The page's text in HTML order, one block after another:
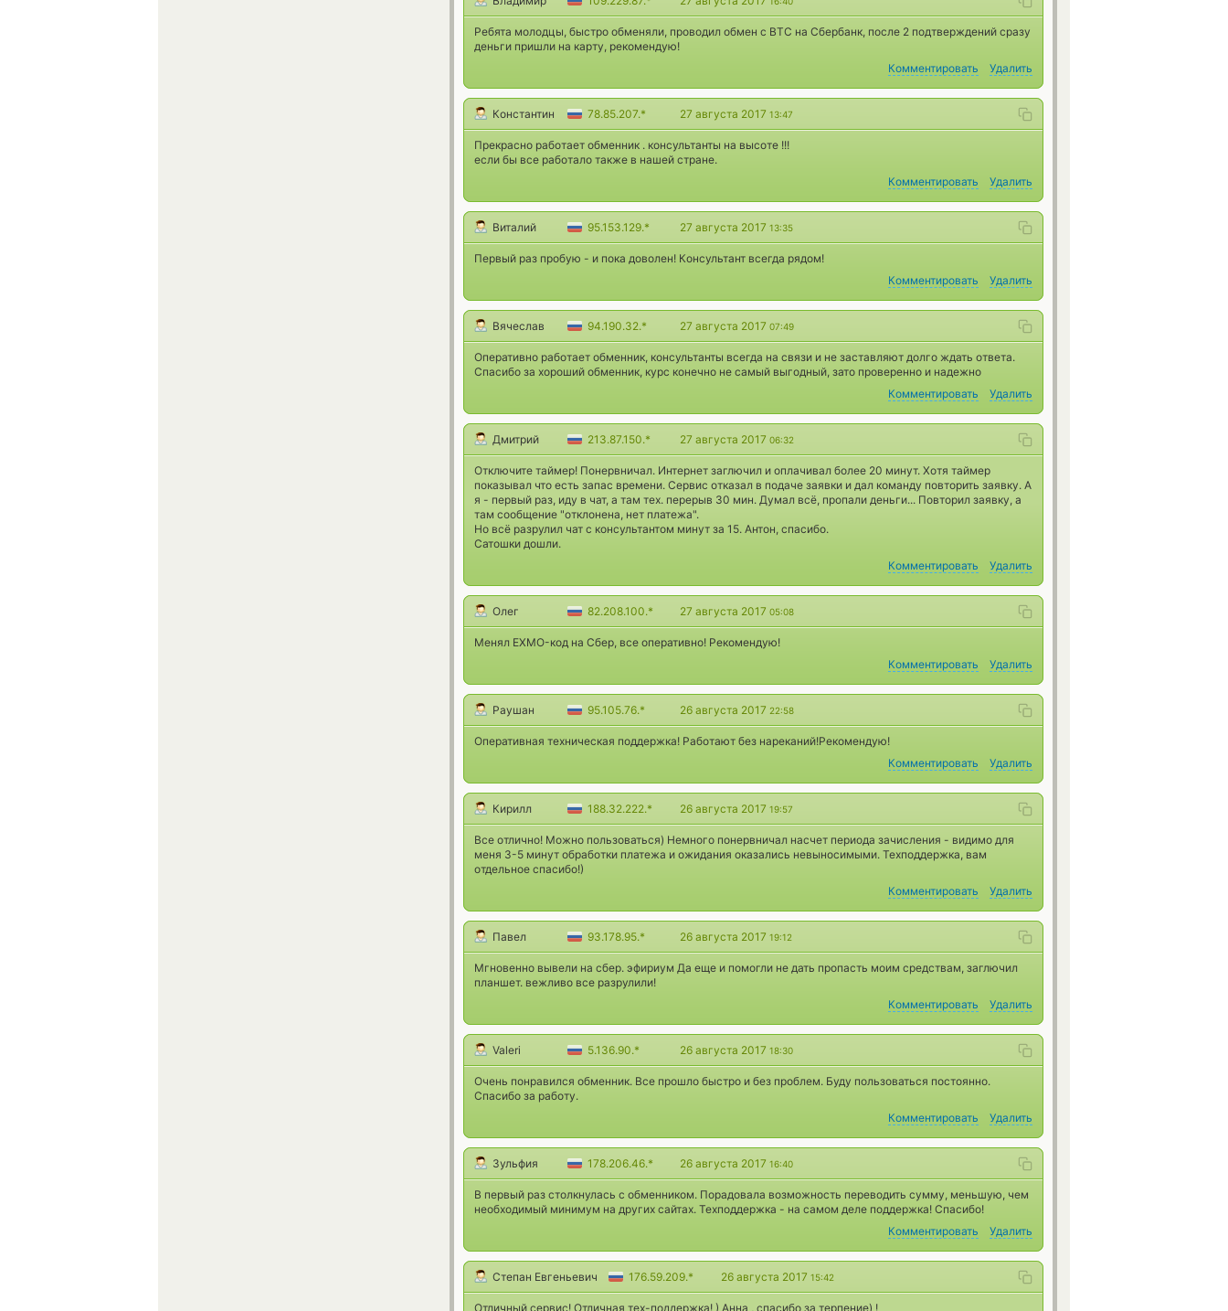
Ребята молодцы, быстро обменяли, проводил обмен с BTC на Сбербанк, после 2 подтверждений сразу
деньги пришли на карту, рекомендую!
Комментировать
Удалить
Константин 78.85.207.* 27 августа 2017 13:47
Прекрасно работает обменник . консультанты на высоте !!!
если бы все работало также в нашей стране.
Комментировать
Удалить
Виталий 95.153.129.* 27 августа 2017 13:35
Первый раз пробую - и пока доволен! Консультант всегда рядом!
Комментировать
Удалить
Вячеслав 94.190.32.* 27 августа 2017 07:49
Оперативно работает обменник, консультанты всегда на связи и не заставляют долго ждать ответа.
Спасибо за хороший обменник, курс конечно не самый выгодный, зато проверенно и надежно
Комментировать
Удалить
Дмитрий 213.87.150.* 27 августа 2017 06:32
Отключите таймер! Понервничал. Интернет заглючил и оплачивал более 20 минут. Хотя таймер
показывал что есть запас времени. Сервис отказал в подаче заявки и дал команду повторить заявку. А
я - первый раз, иду в чат, а там тех. перерыв 30 мин. Думал всё, пропали деньги... Повторил заявку, а
там сообщение "отклонена, нет платежа".
Но всё разрулил чат с консультантом минут за 15. Антон, спасибо.
Сатошки дошли.
Комментировать
Удалить
Олег 82.208.100.* 27 августа 2017 05:08
Менял EXMO-код на Сбер, все оперативно! Рекомендую!
Комментировать
Удалить
Раушан 95.105.76.* 26 августа 2017 22:58
Оперативная техническая поддержка! Работают без нареканий!Рекомендую!
Комментировать
Удалить
Кирилл 188.32.222.* 26 августа 2017 19:57
Все отлично! Можно пользоваться) Немного понервничал насчет периода зачисления - видимо для
меня 3-5 минут обработки платежа и ожидания оказались невыносимыми. Техподдержка, вам
отдельное спасибо!)
Комментировать
Удалить
Павел 93.178.95.* 26 августа 2017 19:12
Мгновенно вывели на сбер. эфириум Да еще и помогли не дать пропасть моим средствам, заглючил
планшет. вежливо все разрулили!
Комментировать
Удалить
Valeri 5.136.90.* 26 августа 2017 18:30
Очень понравился обменник. Все прошло быстро и без проблем. Буду пользоваться постоянно.
Спасибо за работу.
Комментировать
Удалить
Зульфия 178.206.46.* 26 августа 2017 16:40
В первый раз столкнулась с обменником. Порадовала возможность переводить сумму, меньшую, чем
необходимый минимум на других сайтах. Техподдержка - на самом деле поддержка! Спасибо!
Комментировать
Удалить
Степан Евгеньевич 176.59.209.* 26 августа 2017 15:42
Отличный сервис! Отличная тех-поддержка! ) Анна , спасибо за терпение) !